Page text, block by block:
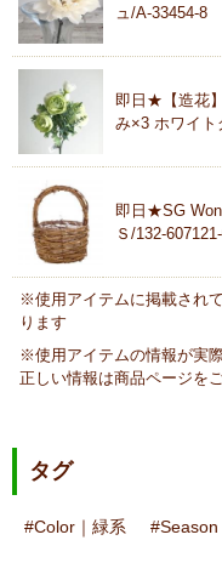
ュ/A-33454-8
即日★【造花
み×3 ホワイト
即日★SG
Ｓ/132-
※使用アイテムに掲載され
ります
※使用アイテムの情報が実
正しい情報は商品ページを
タグ
Color｜緑系 Season